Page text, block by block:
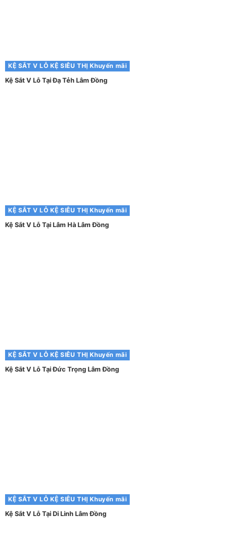
KỆ SẮT V LỖ KỆ SIÊU THỊ Khuyến mãi
Kệ Sắt V Lỗ Tại Đạ Tẻh Lâm Đồng
KỆ SẮT V LỖ KỆ SIÊU THỊ Khuyến mãi
Kệ Sắt V Lỗ Tại Lâm Hà Lâm Đồng
KỆ SẮT V LỖ KỆ SIÊU THỊ Khuyến mãi
Kệ Sắt V Lỗ Tại Đức Trọng Lâm Đồng
KỆ SẮT V LỖ KỆ SIÊU THỊ Khuyến mãi
Kệ Sắt V Lỗ Tại Di Linh Lâm Đồng